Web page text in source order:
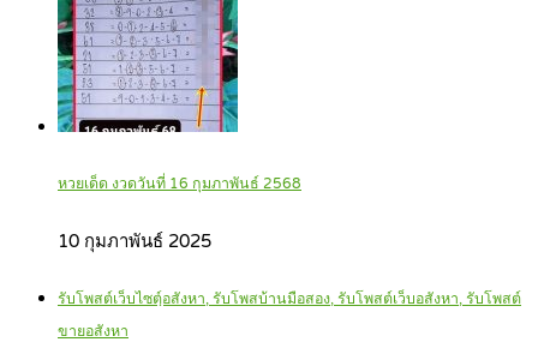
หวยเด็ด งวดวันที่ 16 กุมภาพันธ์ 2568
10 กุมภาพันธ์ 2025
รับโพสต์เว็บไซตฺ์อสังหา, รับโพสบ้านมือสอง, รับโพสต์เว็บอสังหา, รับโพสต์
ขายอสังหา